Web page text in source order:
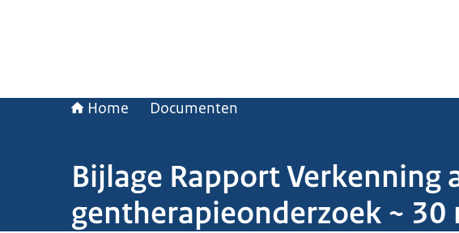
Home Documenten
Bijlage Rapport Verkenning
gentherapieonderzoek ~ 30